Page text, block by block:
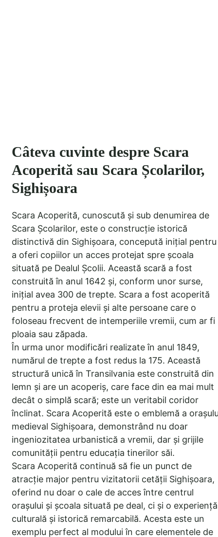
Câteva cuvinte despre Scara
Acoperită sau Scara Școlarilor,
Sighișoara
Scara Acoperită, cunoscută și sub denumirea de
Scara Școlarilor, este o construcție istorică
distinctivă din Sighișoara, concepută inițial pentru
a oferi copiilor un acces protejat spre școala
situată pe Dealul Școlii. Această scară a fost
construită în anul 1642 și, conform unor surse,
inițial avea 300 de trepte. Scara a fost acoperită
pentru a proteja elevii și alte persoane care o
foloseau frecvent de intemperiile vremii, cum ar fi
ploaia sau zăpada.
În urma unor modificări realizate în anul 1849,
numărul de trepte a fost redus la 175. Această
structură unică în Transilvania este construită din
lemn și are un acoperiș, care face din ea mai mult
decât o simplă scară; este un veritabil coridor
înclinat. Scara Acoperită este o emblemă a
medieval Sighișoara, demonstrând nu doar
ingeniozitatea urbanistică a vremii, dar și grijile
comunității pentru educația tinerilor săi.
Scara Acoperită continuă să fie un punct de
atracție major pentru vizitatorii cetății Sighișoara,
oferind nu doar o cale de acces între centrul
orașului și școala situată pe deal, ci și o experiență
culturală și istorică remarcabilă. Acesta este un
exemplu perfect al modului în care elementele de